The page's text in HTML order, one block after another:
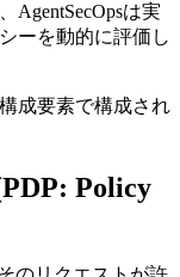
AgentSecOpsは実
ーを動的に評価し
成要素で構成され
Policy